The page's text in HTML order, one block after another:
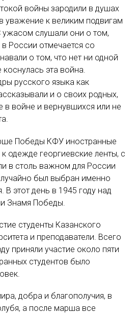
В МИРЕ
семинары по
конференция по РКИ в
форум TERRA RUSISTICA
Даби: Русский язык и
исследование
форум TERRA RUSISTICA в
языка в юридических
по переводу в Малаге
языковой способности
обзор мероприятий
образовательно-
войны зародили в душах
уважение к великим подвигам
ужасом слушали они о том,
России отмечается со
о том, что нет ни одной
эта война.
русского языка как
и о своих родных,
в войне и вернувшихся или не
Победы КФУ иностранные
одежде георгиевские ленты, с
в столь важном для России
был выбран именно
В этот день в 1945 году над
Знамя Победы.
студенты Казанского
и преподаватели. Всего
приняли участие около пяти
студентов было
добра и благополучия, в
а после марша все